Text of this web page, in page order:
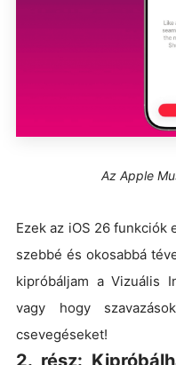
Az Apple
Ezek az iOS 26 funkciók
szebbé és okosabbá
kipróbáljam a Vizuális
vagy hogy
csevegéseket!
2. rész: